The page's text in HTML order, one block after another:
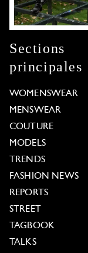
Sections
principales
WOMENSWEAR
MENSWEAR
COUTURE
MODELS
TRENDS
FASHION NEWS
REPORTS
STREET
TAGBOOK
TALKS